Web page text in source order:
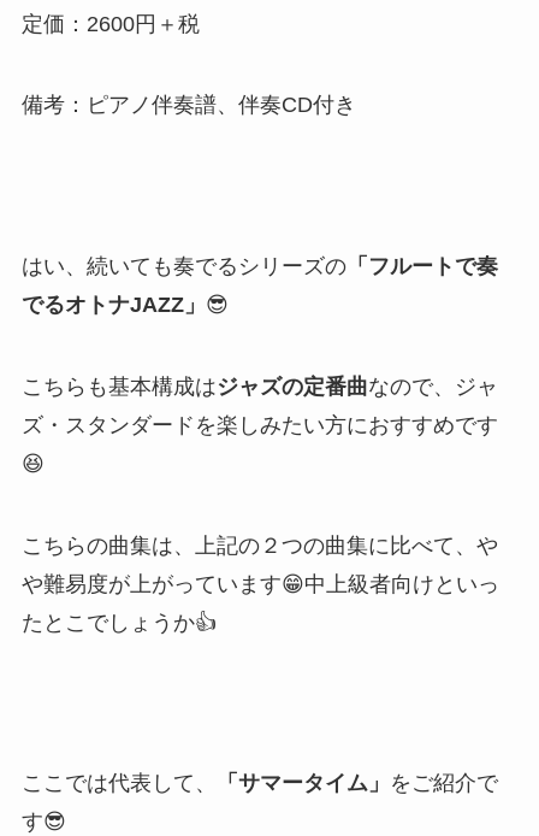
定価：2600円＋税
備考：ピアノ伴奏譜、伴奏CD付き
はい、続いても奏でるシリーズの「フルートで奏
でるオトナJAZZ」 😎
こちらも基本構成はジャズの定番曲なので、
ジャ
ズ・スタンダードを楽しみたい方におすすめです
😆
こちらの曲集は、上記の２つの曲集に比べて、や
や難易度が上がっています😁中上級者向けといっ
たとこでしょうか👍
ここでは代表して、 「サマータイム」 をご紹介で
す😎